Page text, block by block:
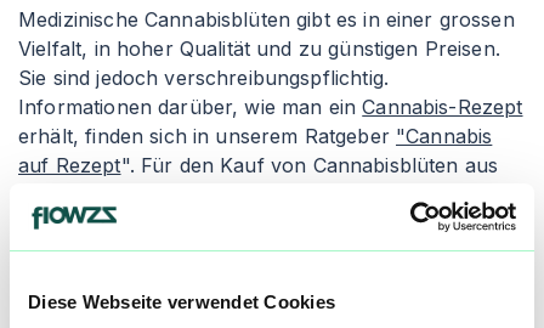
Diese Webseite verwendet Cookies
Medizinische Cannabisblüten gibt es in einer grossen
Vielfalt, in hoher Qualität und zu günstigen Preisen.
Sie sind jedoch verschreibungspflichtig.
Informationen darüber, wie man einCannabis-Rezept
erhält, finden sich in unserem Ratgeber "Cannabis
auf Rezept". Für den Kauf von Cannabisblüten aus
Cannabis legal kaufen
" zu lesen. Apotheken geben
die Cannabisblüten entweder als Granulat oder als
Einnahmeform ist.